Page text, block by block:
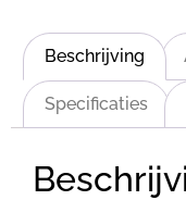
Beschrijving
Specificaties